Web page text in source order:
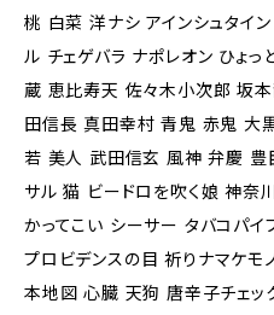
桃 白菜 洋ナシ アインシュタイ
ル チェゲバラ ナポレオン ひょ
蔵 恵比寿天 佐々木小次郎 坂
田信長 真田幸村 青鬼 赤鬼 大
若 美人 武田信玄 風神 弁慶 豊
サル 猫 ビードロを吹く娘 神奈
かってこい シーサー タバコパ
プロビデンスの目 祈りナマケ
本地図 心臓 天狗 唐辛子チェッ